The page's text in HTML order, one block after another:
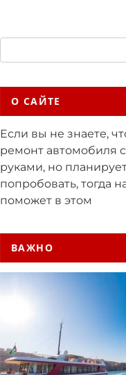
О САЙТЕ
Если вы не знаете,
ремонт автомобиля
руками, но
попробовать, тогда
поможет в этом
ВАЖНО